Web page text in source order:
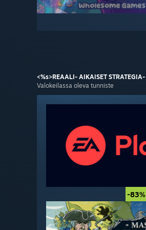
<%s>REAALI- AIKAISET STRATEGIA-
Valokeilassa oleva tunniste
-83%